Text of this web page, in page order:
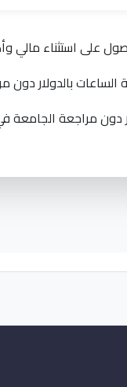
على استثناء مالي
بالدولار دون